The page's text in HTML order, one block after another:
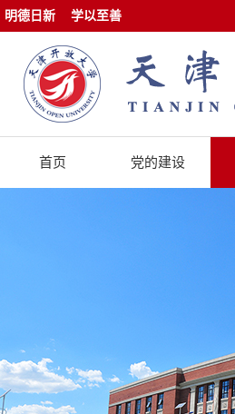
明德日新 学以至善
首页 党的建设